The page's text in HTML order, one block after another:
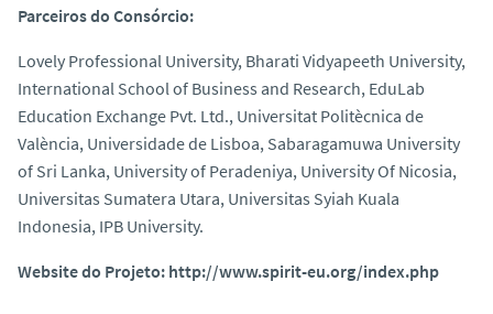
Parceiros do Consórcio:
Lovely Professional University, Bharati Vidyapeeth University,
International School of Business and Research, EduLab
Education Exchange Pvt. Ltd., Universitat Politècnica de
València, Universidade de Lisboa, Sabaragamuwa University
of Sri Lanka, University of Peradeniya, University Of Nicosia,
Universitas Sumatera Utara, Universitas Syiah Kuala
Indonesia, IPB University.
Website do Projeto: http://www.spirit-eu.org/index.php